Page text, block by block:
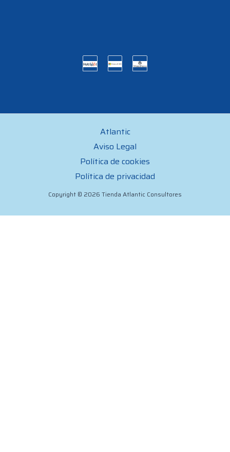
Atlantic
Aviso Legal
Política de cookies
Política de privacidad
Copyright © 2026 Tienda Atlantic Consultores